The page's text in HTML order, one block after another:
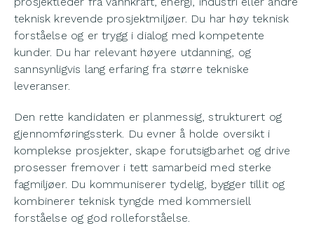
teknisk krevende prosjektmiljøer. Du har høy teknisk
forståelse og er trygg i dialog med kompetente
kunder. Du har relevant høyere utdanning, og
sannsynligvis lang erfaring fra større tekniske
leveranser.
Den rette kandidaten er planmessig, strukturert og
gjennomføringssterk. Du evner å holde oversikt i
komplekse prosjekter, skape forutsigbarhet og drive
prosesser fremover i tett samarbeid med sterke
fagmiljøer. Du kommuniserer tydelig, bygger tillit og
kombinerer teknisk tyngde med kommersiell
forståelse og god rolleforståelse.